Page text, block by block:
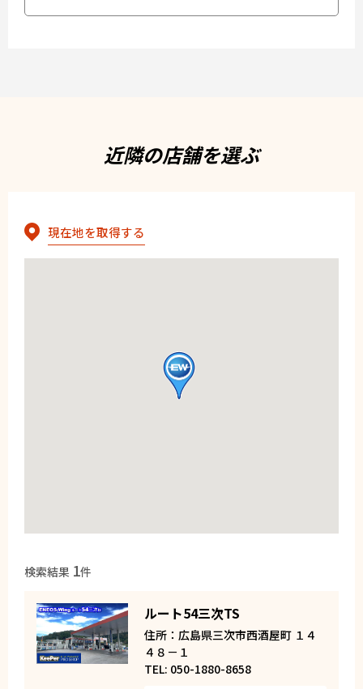
近隣の店舗を選ぶ
現在地を取得する
検索結果 1件
ルート54三次TS
住所：広島県三次市西酒屋町 １４
４８－１
TEL: 050-1880-8658